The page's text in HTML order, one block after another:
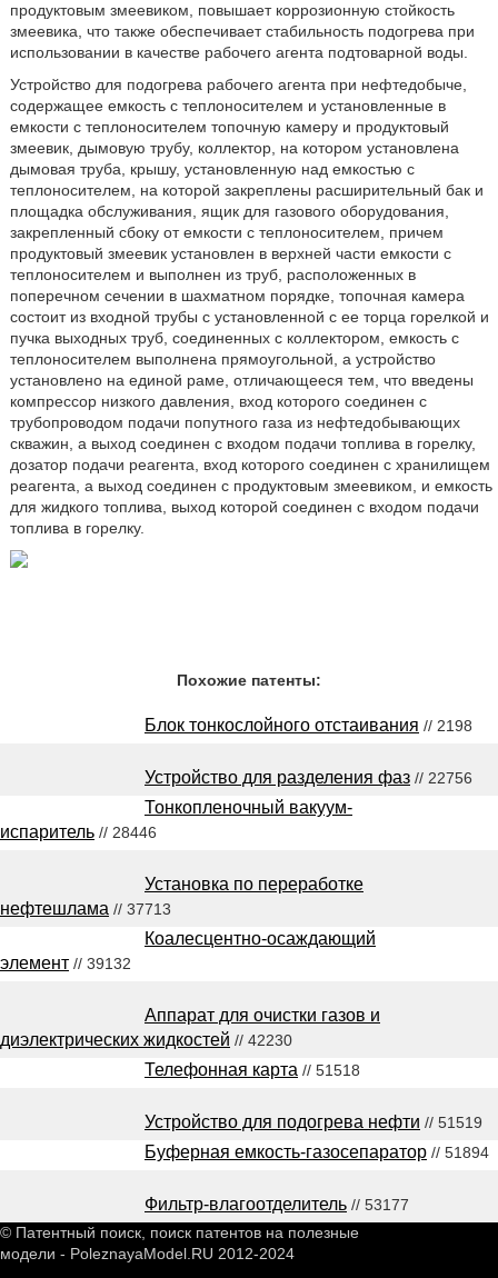
продуктовым змеевиком, повышает коррозионную стойкость
змеевика, что также обеспечивает стабильность подогрева при
использовании в качестве рабочего агента подтоварной воды.
Устройство для подогрева рабочего агента при нефтедобыче,
содержащее емкость с теплоносителем и установленные в
емкости с теплоносителем топочную камеру и продуктовый
змеевик, дымовую трубу, коллектор, на котором установлена
дымовая труба, крышу, установленную над емкостью с
теплоносителем, на которой закреплены расширительный бак и
площадка обслуживания, ящик для газового оборудования,
закрепленный сбоку от емкости с теплоносителем, причем
продуктовый змеевик установлен в верхней части емкости с
теплоносителем и выполнен из труб, расположенных в
поперечном сечении в шахматном порядке, топочная камера
состоит из входной трубы с установленной с ее торца горелкой и
пучка выходных труб, соединенных с коллектором, емкость с
теплоносителем выполнена прямоугольной, а устройство
установлено на единой раме, отличающееся тем, что введены
компрессор низкого давления, вход которого соединен с
трубопроводом подачи попутного газа из нефтедобывающих
скважин, а выход соединен с входом подачи топлива в горелку,
дозатор подачи реагента, вход которого соединен с хранилищем
реагента, а выход соединен с продуктовым змеевиком, и емкость
для жидкого топлива, выход которой соединен с входом подачи
топлива в горелку.
Похожие патенты:
Блок тонкослойного отстаивания // 2198
Устройство для разделения фаз // 22756
Тонкопленочный вакуум-
испаритель // 28446
Установка по переработке
нефтешлама // 37713
Коалесцентно-осаждающий
элемент // 39132
Аппарат для очистки газов и
диэлектрических жидкостей // 42230
Телефонная карта // 51518
Устройство для подогрева нефти // 51519
Буферная емкость-газосепаратор // 51894
Фильтр-влагоотделитель // 53177
© Патентный поиск, поиск патентов на полезные
модели - PoleznayaModel.RU 2012-2024